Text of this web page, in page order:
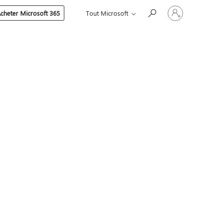
Microsoft 365 Tout Microsoft
Connectez-
vous